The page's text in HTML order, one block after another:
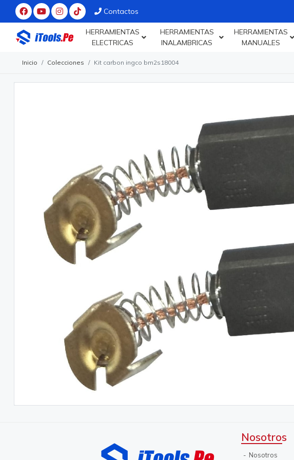
Contactos
HERRAMIENTAS
ELECTRICAS
HERRAMIENTAS
INALAMBRICAS
HERRAMIENTAS
MANUALES
Inicio Colecciones Kit carbon ingco bm2s18004
Nosotros
Nosotros